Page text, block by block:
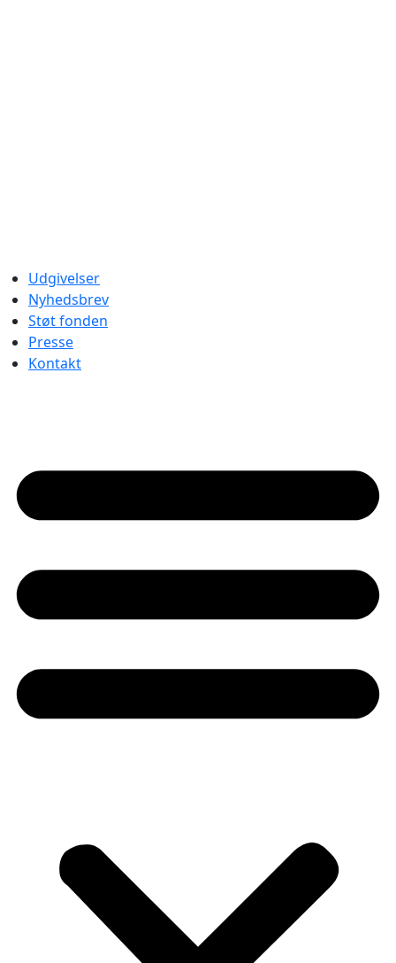
Udgivelser
Nyhedsbrev
Støt fonden
Presse
Kontakt